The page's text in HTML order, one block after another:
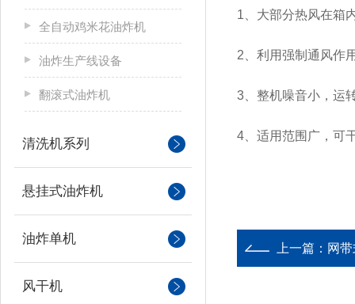
全自动鸡米花油炸机
油炸生产线设备
翻滚式油炸机
清洗机系列
悬挂式油炸机
油炸单机
风干机
1、大部分热风在箱
2、利用强制通风作
3、整机噪音小，运
4、适用范围广，可
上一篇： 网